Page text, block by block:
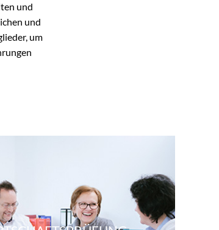
und
und
um